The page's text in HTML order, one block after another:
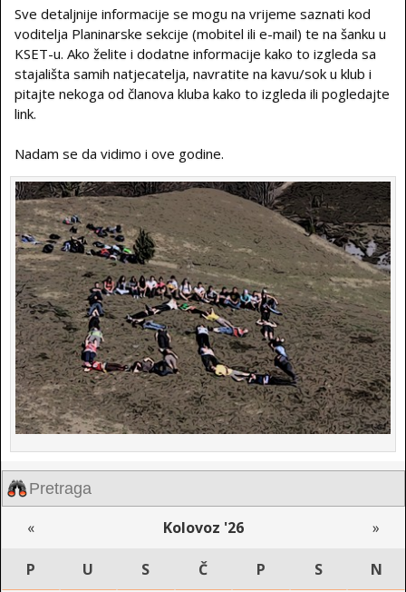
Sve detaljnije informacije se mogu na vrijeme saznati kod
voditelja Planinarske sekcije (mobitel ili e-mail) te na šanku u
KSET-u. Ako želite i dodatne informacije kako to izgleda sa
stajališta samih natjecatelja, navratite na kavu/sok u klub i
pitajte nekoga od članova kluba kako to izgleda ili pogledajte
link.
Nadam se da vidimo i ove godine.
« Kolovoz '26 »
P U S Č P S N